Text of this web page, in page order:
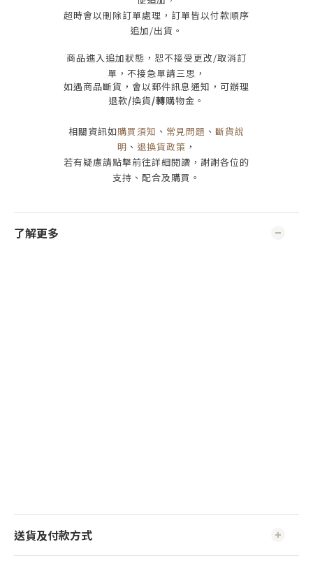
超時會以刪除訂單處理，訂單皆以付款順序
追加/出貨 。
商品進入追加狀態，恕不接受更改/取消訂
單， 不接急單請三思 ，
如遇商品斷貨，會以郵件訊息通知，可辦理
退款/換貨/轉購物金。
相關資訊如購買須知 、 常見問題 、 斷貨說
明 、 退換貨政策 ，
若有疑慮請點擊前往詳細閱讀，謝謝各位的
支持、配合及購買 。
了解更多
送貨及付款方式